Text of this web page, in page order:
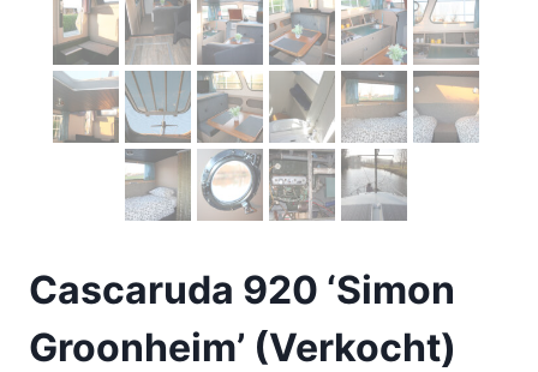
Cascaruda 920 ‘Simon
Groonheim’ (Verkocht)